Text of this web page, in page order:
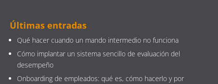
Últimas entradas
Qué hacer cuando un mando intermedio no funciona
Cómo implantar un sistema sencillo de evaluación del
desempeño
Onboarding de empleados: qué es, cómo hacerlo y por